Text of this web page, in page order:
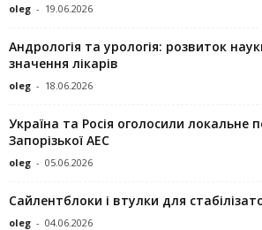
oleg - 19.06.2026
Андрологія та урологія: розвиток
значення лікарів
oleg - 18.06.2026
Україна та Росія оголосили локальне
Запорізької АЕС
oleg - 05.06.2026
Сайлентблоки і втулки для
oleg - 04.06.2026